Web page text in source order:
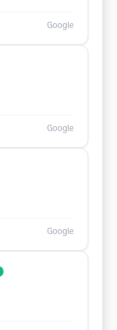
Google
Google
Google